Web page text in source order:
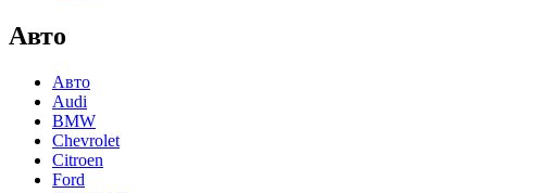
Авто
Авто
Audi
BMW
Chevrolet
Citroen
Ford